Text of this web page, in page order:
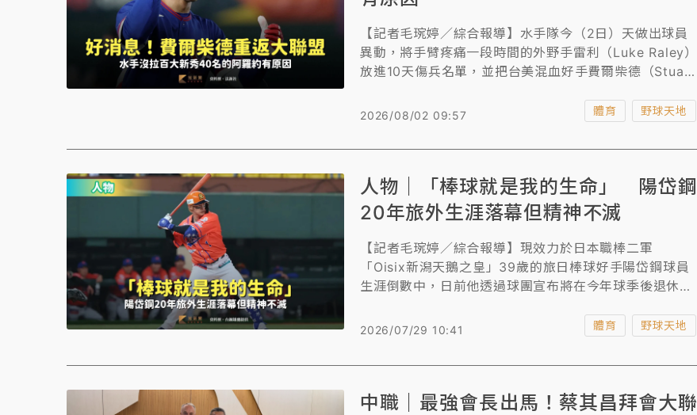
【記者毛琬婷／綜合報導】水手隊今（2日）天做出球員
異動，將手臂疼痛一段時間的外野手雷利（Luke Raley）
放進10天傷兵名單，並把台美混血好手費爾柴德（Stuart
仔」並未出賽，水手最終以4比3險勝。
2026/08/02 09:57 體育 野球天地
人物｜「棒球就是我的生命」 陽岱鋼
20年旅外生涯落幕但精神不滅
【記者毛琬婷／綜合報導】現效力於日本職棒二軍
「Oisix新潟天鵝之皇」39歲的旅日棒球好手陽岱鋼球員
生涯倒數中，日前他透過球團宣布將在今年球季後退休，
日職一個光輝時代的結束，雖然球員生涯結束，但他留下
2026/07/29 10:41 體育 野球天地
中職｜最強會長出馬！蔡其昌拜會大聯